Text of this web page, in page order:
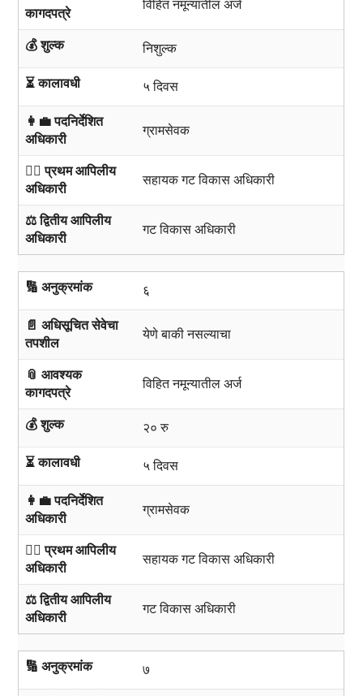
कागदपत्रे
विहित नमून्यातील अर्ज
💰 शुल्क निशुल्क
⏳ कालावधी ५ दिवस
👩‍💼 पदनिर्देशित
अधिकारी
ग्रामसेवक
🧑‍⚖️ प्रथम आपिलीय
अधिकारी
सहायक गट विकास अधिकारी
⚖️ द्वितीय आपिलीय
अधिकारी
गट विकास अधिकारी
🔢 अनुक्रमांक ६
📄 अधिसूचित सेवेचा
तपशील
येणे बाकी नसल्याचा
📎 आवश्यक
कागदपत्रे
विहित नमून्यातील अर्ज
💰 शुल्क २० रु
⏳ कालावधी ५ दिवस
👩‍💼 पदनिर्देशित
अधिकारी
ग्रामसेवक
🧑‍⚖️ प्रथम आपिलीय
अधिकारी
सहायक गट विकास अधिकारी
⚖️ द्वितीय आपिलीय
अधिकारी
गट विकास अधिकारी
🔢 अनुक्रमांक ७